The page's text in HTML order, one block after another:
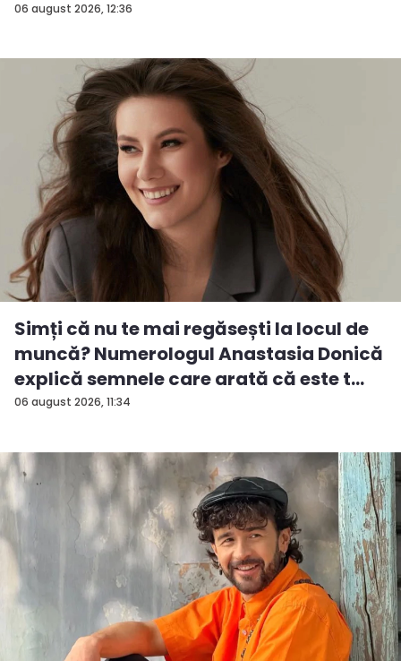
06 august 2026, 12:36
06 august 2026, 11:34
Simți că nu te mai regăsești la locul de
muncă? Numerologul Anastasia Donică
explică semnele care arată că este t...